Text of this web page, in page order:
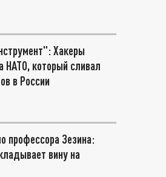
Хакеры
НАТО, который сливал
в России
профессора Зезина:
вину на